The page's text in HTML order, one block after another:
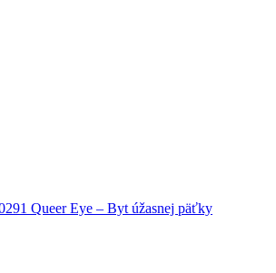
Queer Eye – Byt úžasnej päťky